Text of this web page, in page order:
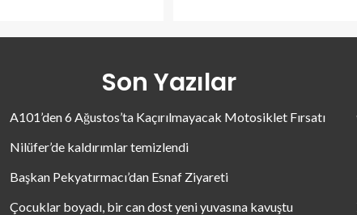
Son Yazılar
A101’den 6 Ağustos’ta Kaçırılmayacak Motosiklet Fırsatı
Nilüfer’de kaldırımlar temizlendi
Başkan Pekyatırmacı’dan Esnaf Ziyareti
Çocuklar boyadı, bir can dost yeni yuvasına kavuştu